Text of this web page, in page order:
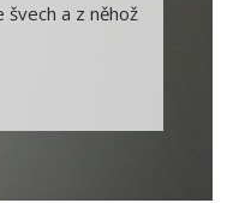
švech a z něhož